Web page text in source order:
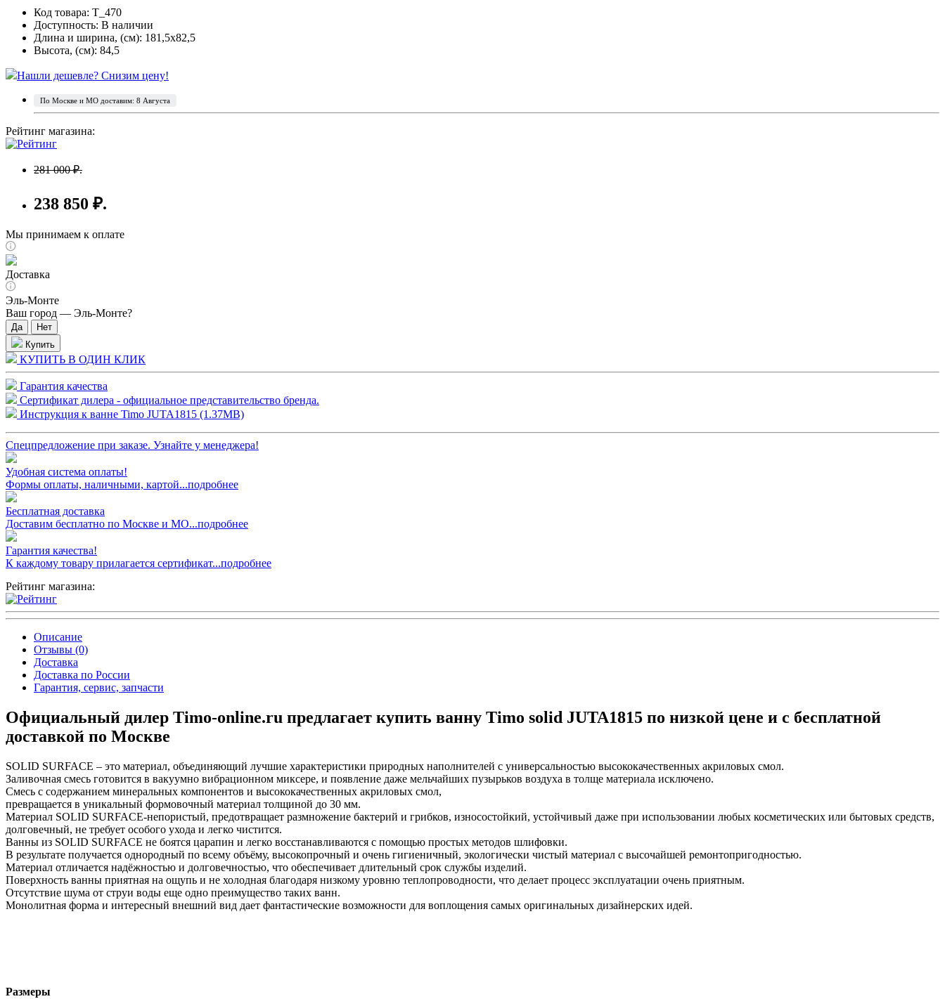
Код товара: T_470
Доступность: В наличии
Длина и ширина, (см): 181,5x82,5
Высота, (см): 84,5
Нашли дешевле? Снизим цену!
По Москве и МО доставим: 8 Августа
Рейтинг магазина:
281 000 ₽.
238 850 ₽.
Мы принимаем к оплате
Доставка
Эль-Монте
Ваш город — Эль-Монте?
Купить
КУПИТЬ В ОДИН КЛИК
Гарантия качества
Сертификат дилера - официальное представительство бренда.
Инструкция к ванне Timo JUTA1815 (1.37MB)
Спецпредложение при заказе. Узнайте у менеджера!
Удобная система оплаты!
Формы оплаты, наличными, картой...подробнее
Бесплатная доставка
Доставим бесплатно по Москве и МО...подробнее
Гарантия качества!
К каждому товару прилагается сертификат...подробнее
Рейтинг магазина:
Описание
Отзывы (0)
Доставка
Доставка по России
Гарантия, сервис, запчасти
Официальный дилер Timo-online.ru предлагает купить ванну Timo solid JUTA1815 по низкой цене и с бесплатной
доставкой по Москве
SOLID SURFACE – это материал, объединяющий лучшие характеристики природных наполнителей с универсальностью высококачественных акриловых смол.
Заливочная смесь готовится в вакуумно вибрационном миксере, и появление даже мельчайших пузырьков воздуха в толще материала исключено.
Смесь с содержанием минеральных компонентов и высококачественных акриловых смол,
превращается в уникальный формовочный материал толщиной до 30 мм.
Материал SOLID SURFACE-непористый, предотвращает размножение бактерий и грибков, износостойкий, устойчивый даже при использовании любых косметических или бытовых средств,
долговечный, не требует особого ухода и легко чистится.
Ванны из SOLID SURFACE не боятся царапин и легко восстанавливаются с помощью простых методов шлифовки.
В результате получается однородный по всему объёму, высокопрочный и очень гигиеничный, экологически чистый материал с высочайшей ремонтопригодностью.
Материал отличается надёжностью и долговечностью, что обеспечивает длительный срок службы изделий.
Поверхность ванны приятная на ощупь и не холодная благодаря низкому уровню теплопроводности, что делает процесс эксплуатации очень приятным.
Отсутствие шума от струи воды еще одно преимущество таких ванн.
Монолитная форма и интересный внешний вид дает фантастические возможности для воплощения самых оригинальных дизайнерских идей.
Размеры